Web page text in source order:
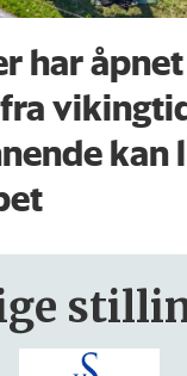
har
kan